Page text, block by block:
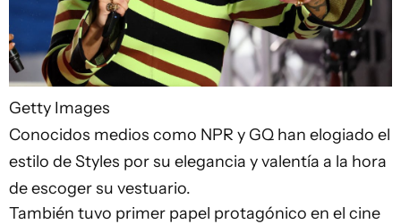
Getty Images
Conocidos medios como NPR y GQ han elogiado el
estilo de Styles por su elegancia y valentía a la hora
de escoger su vestuario.
También tuvo primer papel protagónico en el cine